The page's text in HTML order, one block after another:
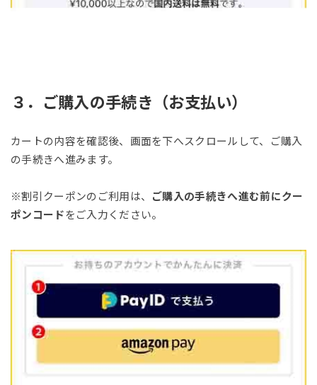
３．ご購入の手続き（お支払い）
カートの内容を確認後、画面を下へスクロールして、ご購入
の手続きへ進みます。
※割引クーポンのご利用は、
ご購入の手続きへ進む前にクー
ポンコードをご入力ください。